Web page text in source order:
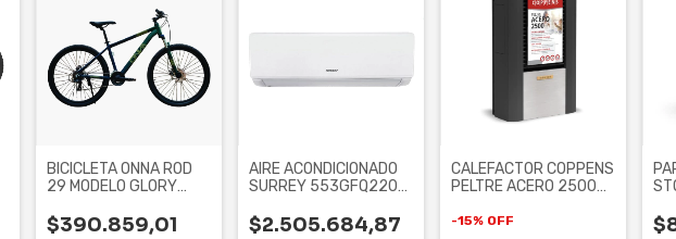
BICICLETA ONNA ROD
29 MODELO GLORY
TALLE
$390.859,01
AIRE ACONDICIONADO
SURREY 553GFQ2201F
$2.505.684,87
CALEFACTOR COPPENS
PELTRE ACERO 2500
-15% OFF